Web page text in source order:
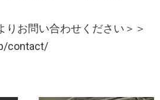
りお問い合わせください＞＞
contact/